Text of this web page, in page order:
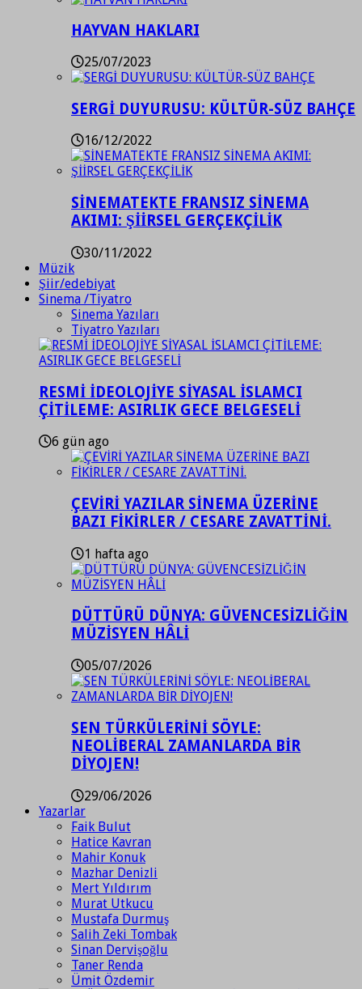
HAYVAN HAKLARI
25/07/2023
SERGİ DUYURUSU: KÜLTÜR-SÜZ BAHÇE
16/12/2022
SİNEMATEKTE FRANSIZ SİNEMA
AKIMI: ŞİİRSEL GERÇEKÇİLİK
30/11/2022
Müzik
Şiir/edebiyat
Sinema /Tiyatro
Sinema Yazıları
Tiyatro Yazıları
RESMİ İDEOLOJİYE SİYASAL İSLAMCI
ÇİTİLEME: ASIRLIK GECE BELGESELİ
6 gün ago
ÇEVİRİ YAZILAR SİNEMA ÜZERİNE
BAZI FİKİRLER / CESARE ZAVATTİNİ.
1 hafta ago
DÜTTÜRÜ DÜNYA: GÜVENCESİZLİĞİN
MÜZİSYEN HÂLİ
05/07/2026
SEN TÜRKÜLERİNİ SÖYLE:
NEOLİBERAL ZAMANLARDA BİR
DİYOJEN!
29/06/2026
Yazarlar
Faik Bulut
Hatice Kavran
Mahir Konuk
Mazhar Denizli
Mert Yıldırım
Murat Utkucu
Mustafa Durmuş
Salih Zeki Tombak
Sinan Dervişoğlu
Taner Renda
Ümit Özdemir